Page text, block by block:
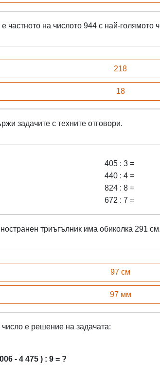
е частното на числото 944 с най-голямото
218
18
задачите с техните отговори.
405 : 3 =
440 : 4 =
824 : 8 =
672 : 7 =
триъгълник има обиколка 291
97 см
97 мм
число е решение на задачата:
- 4 475 ) : 9 = ?